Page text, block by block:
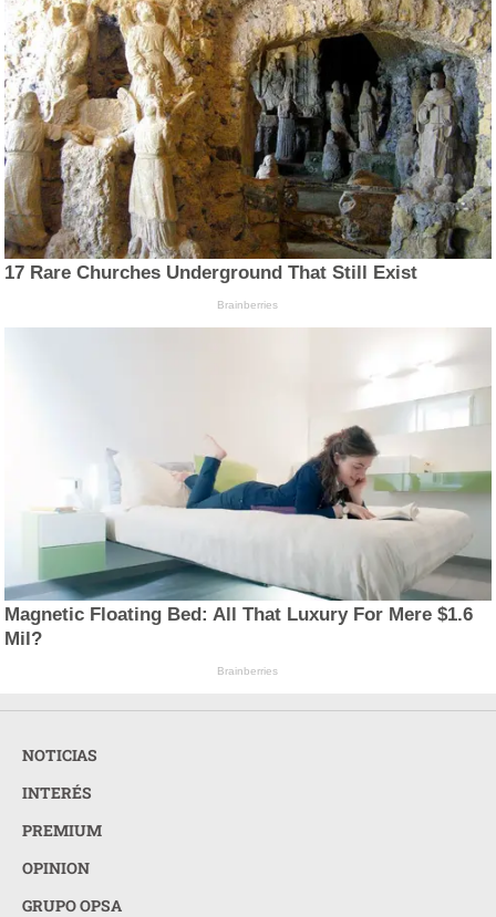
17 Rare Churches Underground That Still Exist
Brainberries
Magnetic Floating Bed: All That Luxury For Mere $1.6
Mil?
Brainberries
NOTICIAS
INTERÉS
PREMIUM
OPINION
GRUPO OPSA